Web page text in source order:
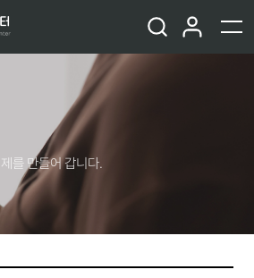
를 만들어 갑니다.